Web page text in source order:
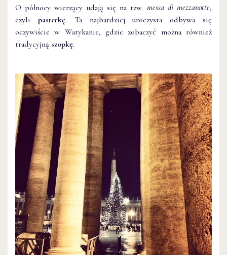
O północy wierzący udają się na tzw. messa di mezzanotte,
czyli pasterkę. Ta najbardziej uroczysta odbywa się
oczywiście w Watykanie, gdzie zobaczyć można również
tradycyjną szopkę.